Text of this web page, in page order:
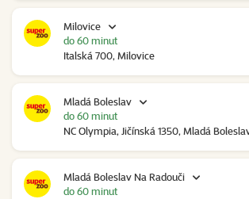
Milovice
Italská 700, Milovice
do 60 minut
Mladá Boleslav
NC Olympia, Jičínská 1350, Mladá
do 60 minut
Mladá Boleslav Na Radouči
do 60 minut